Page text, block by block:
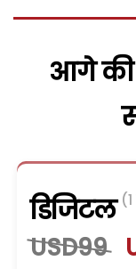
आगे की
डिजिटल
USD99